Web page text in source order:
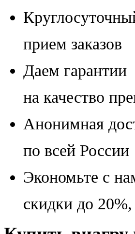
прием заказов
Даем гарантии
на качество
Анонимная
по всей России
Экономьте с
скидки до